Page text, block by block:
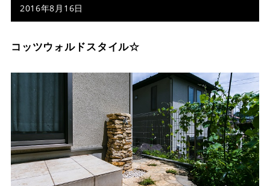
2016年8月16日
コッツウォルドスタイル☆